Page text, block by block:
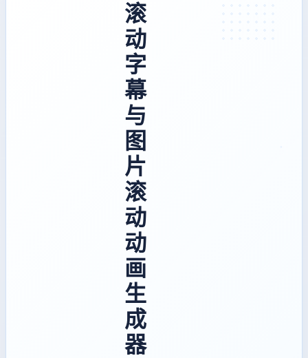
滚
动
字
幕
与
图
片
滚
动
动
画
生
成
器